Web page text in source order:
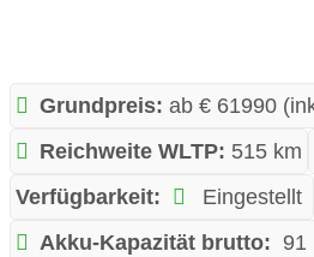
Grundpreis: ab € 61990
Reichweite WLTP: 515 km
Verfügbarkeit:
Eingestellt
Akku-Kapazität brutto: 91